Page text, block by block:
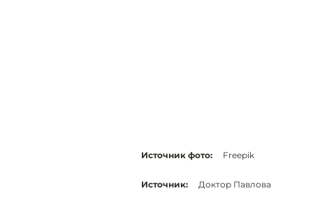
Источник фото: Freepik
Источник: Доктор Павлова